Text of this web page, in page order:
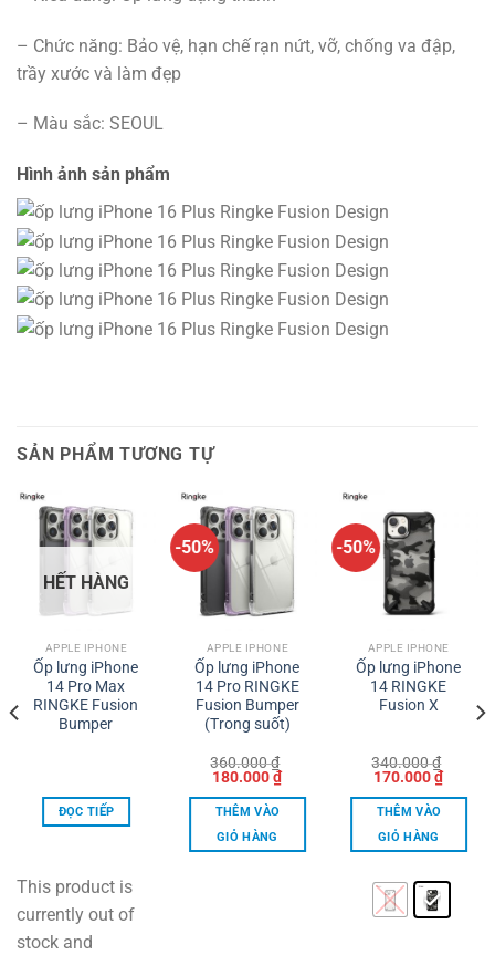
– Chức năng: Bảo vệ, hạn chế rạn nứt, vỡ, chống va đập,
trầy xước và làm đẹp
– Màu sắc: SEOUL
Hình ảnh sản phẩm
SẢN PHẨM TƯƠNG TỰ
HẾT HÀNG
APPLE IPHONE
Ốp lưng iPhone
14 Pro Max
RINGKE Fusion
Bumper
ĐỌC TIẾP
This product is
currently out of
stock and
-50%
APPLE IPHONE
Ốp lưng iPhone
14 Pro RINGKE
Fusion Bumper
(Trong suốt)
360.000₫
Giá
là:
360.000 ₫.
180.000₫Giá
hiện
tại
THÊM VÀO
GIỎ HÀNG
-50%
APPLE IPHONE
Ốp lưng iPhone
14 RINGKE
Fusion X
340.000₫
Giá
là:
340.000 ₫.
170.000₫Giá
hiện
tại
THÊM VÀO
GIỎ HÀNG
phẩm
này